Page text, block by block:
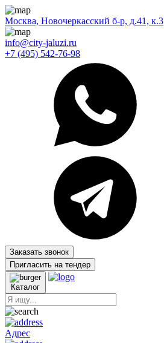
Москва, Новочеркасский б-р, д.41, к.3
info@city-jaluzi.ru
+7 (495) 542-76-98
Заказать звонок
Пригласить на тендер
Каталог
Адрес